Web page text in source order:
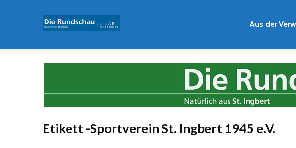
Aus der
Etikett -Sportverein St. Ingbert 1945 e.V.